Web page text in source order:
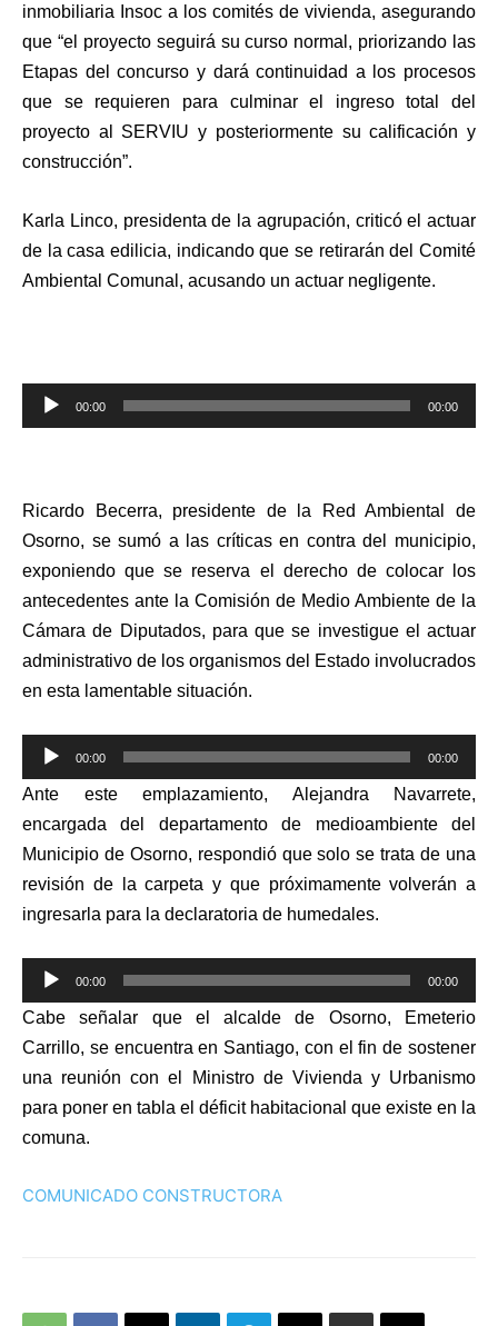
inmobiliaria Insoc a los comités de vivienda, asegurando
que “el proyecto seguirá su curso normal, priorizando las
Etapas del concurso y dará continuidad a los procesos
que se requieren para culminar el ingreso total del
proyecto al SERVIU y posteriormente su calificación y
construcción”.
Karla Linco, presidenta de la agrupación, criticó el actuar
de la casa edilicia, indicando que se retirarán del Comité
Ambiental Comunal, acusando un actuar negligente.
Reproductor
de
00:00 00:00
Ricardo Becerra, presidente de la Red Ambiental de
Osorno, se sumó a las críticas en contra del municipio,
exponiendo que se reserva el derecho de colocar los
antecedentes ante la Comisión de Medio Ambiente de la
Cámara de Diputados, para que se investigue el actuar
administrativo de los organismos del Estado involucrados
en esta lamentable situación.
Reproductor
de
audio
00:00 00:00
Ante este emplazamiento, Alejandra Navarrete,
encargada del departamento de medioambiente del
Municipio de Osorno, respondió que solo se trata de una
revisión de la carpeta y que próximamente volverán a
ingresarla para la declaratoria de humedales.
Reproductor
de
audio
00:00 00:00
Cabe señalar que el alcalde de Osorno, Emeterio
Carrillo, se encuentra en Santiago, con el fin de sostener
una reunión con el Ministro de Vivienda y Urbanismo
para poner en tabla el déficit habitacional que existe en la
comuna.
COMUNICADO CONSTRUCTORA